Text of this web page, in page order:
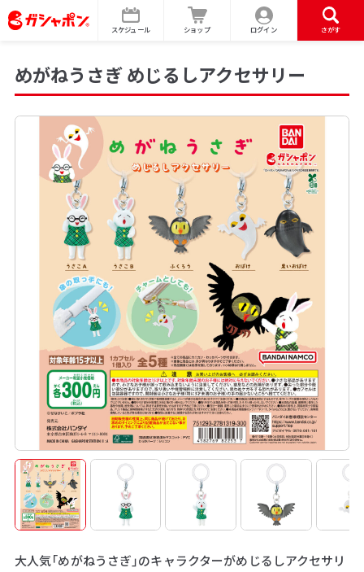
スケジュール ショップ ログイン さがす
めがねうさぎ めじるしアクセサリー
大人気「めがねうさぎ」のキャラクターがめじるしアクセサリ